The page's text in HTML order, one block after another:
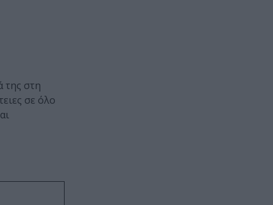
της στη
σε όλο